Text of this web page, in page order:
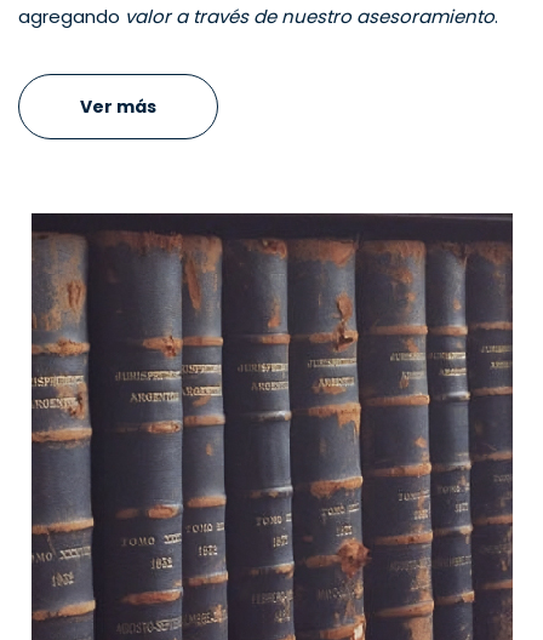
agregando valor a través de nuestro asesoramiento.
Ver más